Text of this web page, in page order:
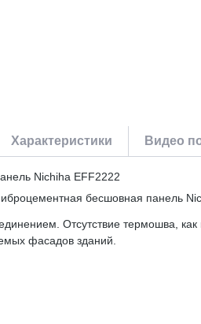
Характеристики Видео
Nichiha EFF2222
бесшовная панель
Отсутствие термошва,
фасадов зданий.